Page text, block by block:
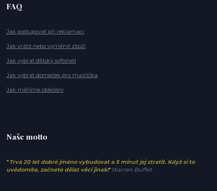
FAQ
Jak postupovat při reklamaci
Jak vrátit nebo vyměnit zboží
Jak vybrat dětský softshell
Jak vybrat domeček pro mazlíčka
Jak měříme oblečení
Naše motto
" Trvá 20 let dobré jméno vybudovat a 5 minut jej ztratit. Když si to
uvědomíte, začnete dělat věci jinak!" Warren Buffet